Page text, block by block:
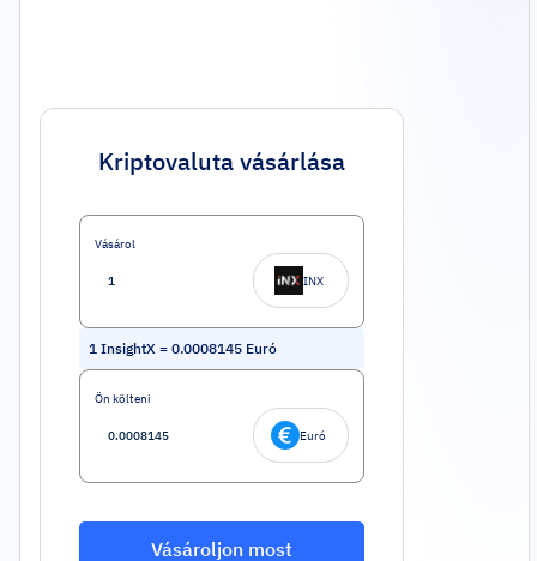
Kriptovaluta vásárlása
Vásárol
INX
1 InsightX = 0.0008145 Euró
Ön költeni
Euró
Vásároljon most